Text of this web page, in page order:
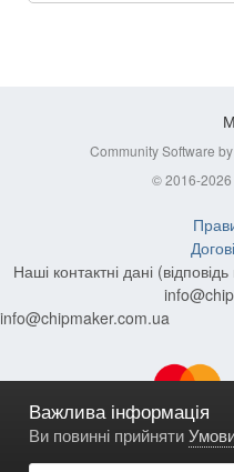
Community Software
© 2016-2026
Важлива інформація
Ви повинні прийняти
Наші контактні дані
info@chipmaker.com.ua